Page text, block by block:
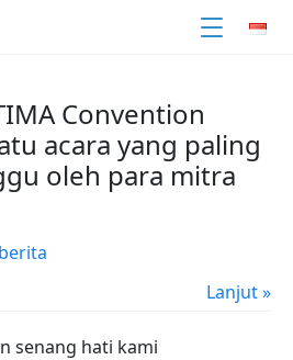
Convention
acara yang paling
oleh para mitra
Lanjut »
senang hati kami